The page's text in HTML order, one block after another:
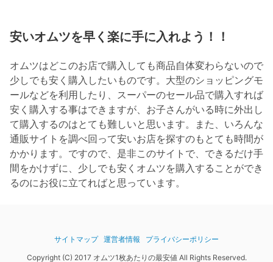
安いオムツを早く楽に手に入れよう！！
オムツはどこのお店で購入しても商品自体変わらないので
少しでも安く購入したいものです。大型のショッピングモ
ールなどを利用したり、スーパーのセール品で購入すれば
安く購入する事はできますが、お子さんがいる時に外出し
て購入するのはとても難しいと思います。また、いろんな
通販サイトを調べ回って安いお店を探すのもとても時間が
かかります。ですので、是非このサイトで、できるだけ手
間をかけずに、少しでも安くオムツを購入することができ
るのにお役に立てればと思っています。
サイトマップ 運営者情報
プライバシーポリシー
Copyright (C) 2017 オムツ1枚あたりの最安値 All Rights Reserved.